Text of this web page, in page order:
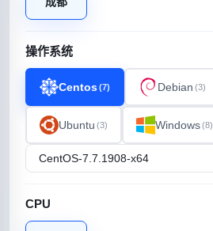
操作系统
Centos(7) Debian (3)
Ubuntu (3) Windows(8)
CPU